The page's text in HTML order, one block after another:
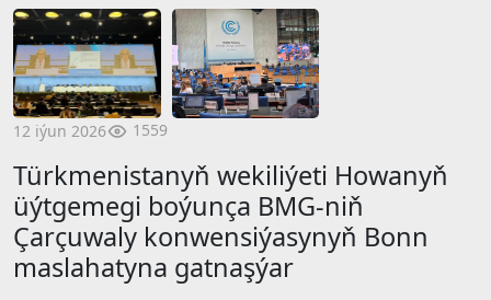
12 iýun 2026 1559
Türkmenistanyň wekiliýeti Howanyň
üýtgemegi boýunça BMG-niň
Çarçuwaly konwensiýasynyň Bonn
maslahatyna gatnaşýar